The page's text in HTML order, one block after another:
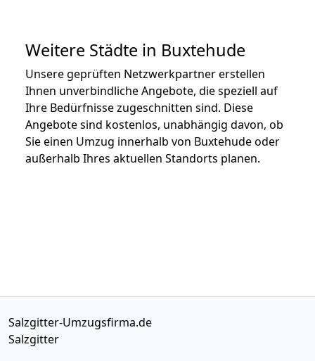
Weitere Städte in Buxtehude
Unsere geprüften Netzwerkpartner erstellen
Ihnen unverbindliche Angebote, die speziell auf
Ihre Bedürfnisse zugeschnitten sind. Diese
Angebote sind kostenlos, unabhängig davon, ob
Sie einen Umzug innerhalb von Buxtehude oder
außerhalb Ihres aktuellen Standorts planen.
Salzgitter-Umzugsfirma.de
Salzgitter